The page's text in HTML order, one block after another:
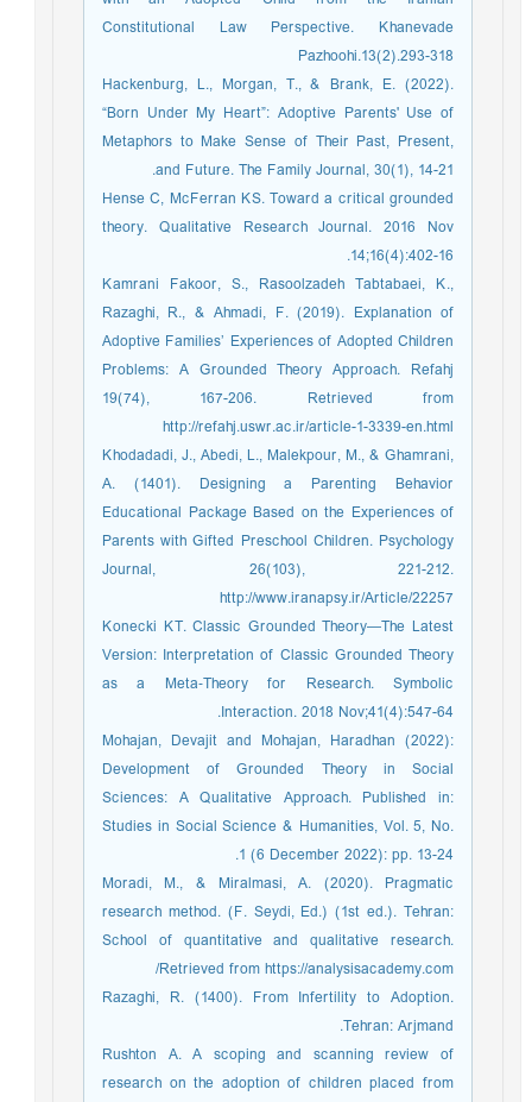
Constitutional Law Perspective. Khanevade
Pazhoohi.13(2).293-318
Hackenburg, L., Morgan, T., & Brank, E. (2022).
“Born Under My Heart”: Adoptive Parents' Use of
Metaphors to Make Sense of Their Past, Present,
and Future. The Family Journal, 30(1), 14-21.
Hense C, McFerran KS. Toward a critical grounded
theory. Qualitative Research Journal. 2016 Nov
14;16(4):402-16.
Kamrani Fakoor, S., Rasoolzadeh Tabtabaei, K.,
Razaghi, R., & Ahmadi, F. (2019). Explanation of
Adoptive Families’ Experiences of Adopted Children
Problems: A Grounded Theory Approach. Refahj
19(74), 167-206. Retrieved from
http://refahj.uswr.ac.ir/article-1-3339-en.html
Khodadadi, J., Abedi, L., Malekpour, M., & Ghamrani,
A. (1401). Designing a Parenting Behavior
Educational Package Based on the Experiences of
Parents with Gifted Preschool Children. Psychology
Journal, 26(103), 221-212.
http://www.iranapsy.ir/Article/22257
Konecki KT. Classic Grounded Theory—The Latest
Version: Interpretation of Classic Grounded Theory
as a Meta‐Theory for Research. Symbolic
Interaction. 2018 Nov;41(4):547-64.
Mohajan, Devajit and Mohajan, Haradhan (2022):
Development of Grounded Theory in Social
Sciences: A Qualitative Approach. Published in:
Studies in Social Science & Humanities, Vol. 5, No.
1 (6 December 2022): pp. 13-24.
Moradi, M., & Miralmasi, A. (2020). Pragmatic
research method. (F. Seydi, Ed.) (1st ed.). Tehran:
School of quantitative and qualitative research.
Retrieved from https://analysisacademy.com/
Razaghi, R. (1400). From Infertility to Adoption.
Tehran: Arjmand.
Rushton A. A scoping and scanning review of
research on the adoption of children placed from